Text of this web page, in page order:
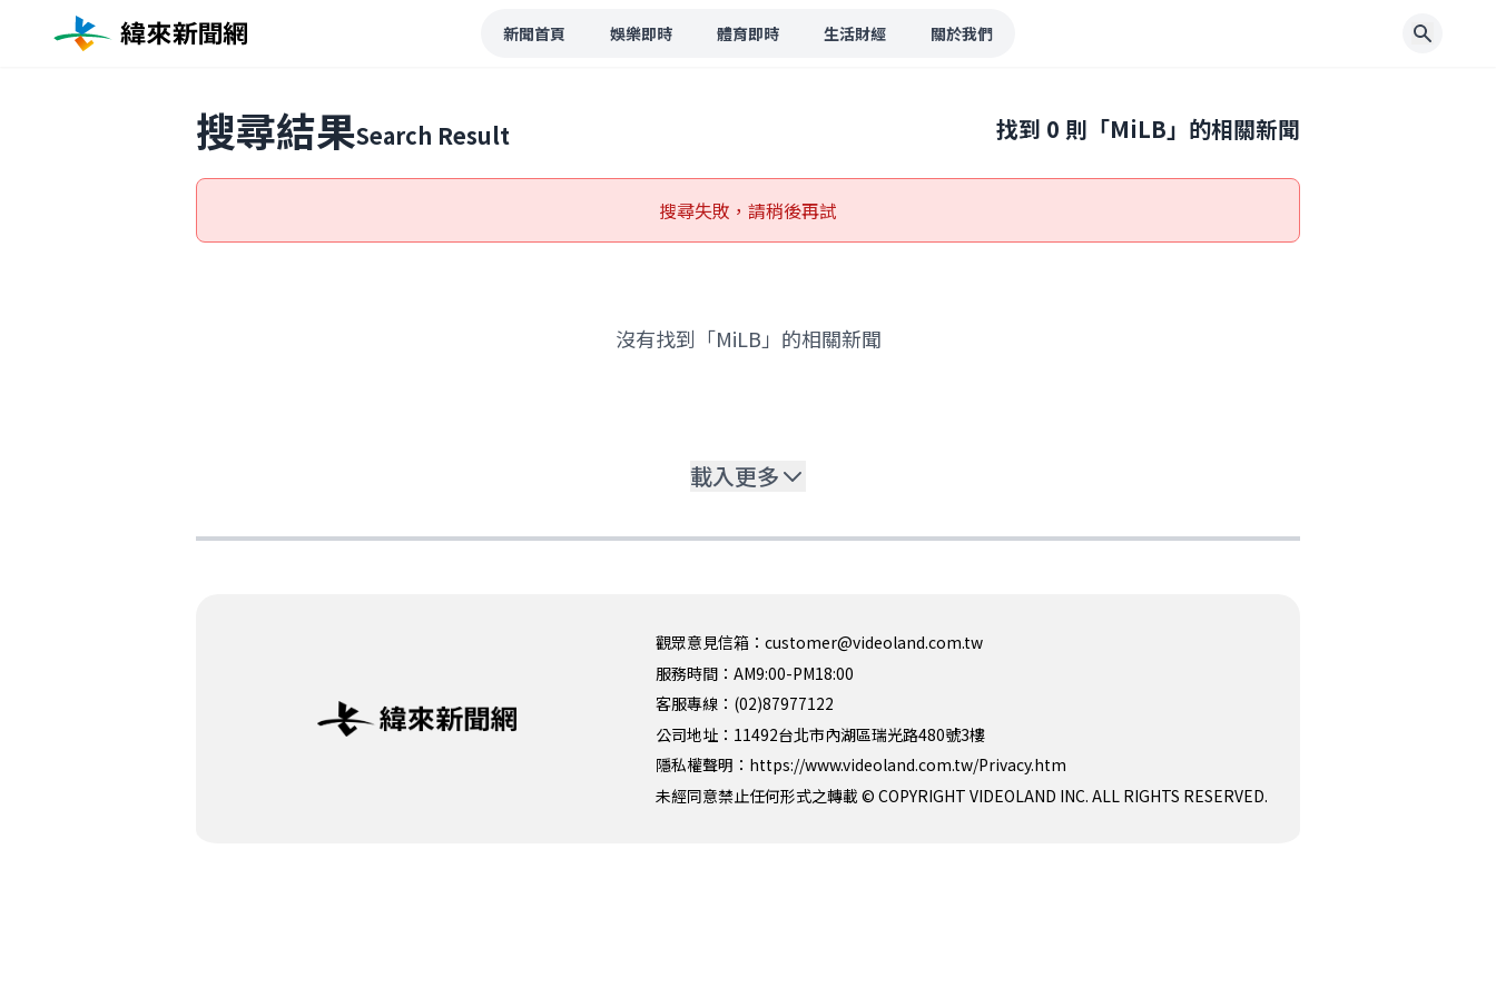
新聞首頁 娛樂即時 體育即時 生活財經 關於我們
搜尋結果Search Result 找到 0 則「MiLB」的相關新聞
搜尋失敗，請稍後再試
沒有找到「MiLB」的相關新聞
載入更多
觀眾意見信箱：customer@videoland.com.tw
服務時間：AM9:00-PM18:00
客服專線：(02)87977122
公司地址：11492台北市內湖區瑞光路480號3樓
隱私權聲明： https://www.videoland.com.tw/Privacy.htm
未經同意禁止任何形式之轉載 © COPYRIGHT VIDEOLAND INC. ALL RIGHTS RESERVED.